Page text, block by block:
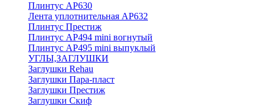
Плинтус АР630
Лента уплотнительная АР632
Плинтус Престиж
Плинтус АР494 mini вогнутый
Плинтус АР495 mini выпуклый
УГЛЫ,ЗАГЛУШКИ
Заглушки Rehau
Заглушки Пара-пласт
Заглушки Престиж
Заглушки Скиф